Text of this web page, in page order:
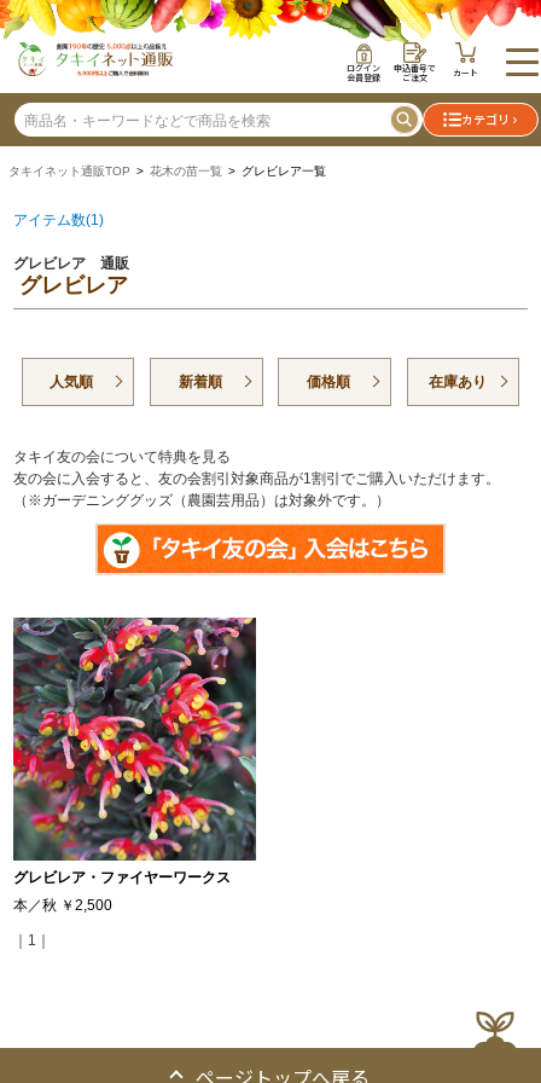
ログイン
会員登録
申込番号で
ご注文 カート
カテゴリ
タキイネット通販TOP > 花木の苗一覧 > グレビレア一覧
アイテム数(1)
グレビレア 通販
グレビレア
人気順 新着順 価格順 在庫あり
タキイ友の会について特典を見る
友の会に入会すると、友の会割引対象商品が1割引でご購入いただけます。
（※ガーデニンググッズ（農園芸用品）は対象外です。）
グレビレア・ファイヤーワークス
本／秋 ￥2,500
｜1｜
ページトップへ戻る